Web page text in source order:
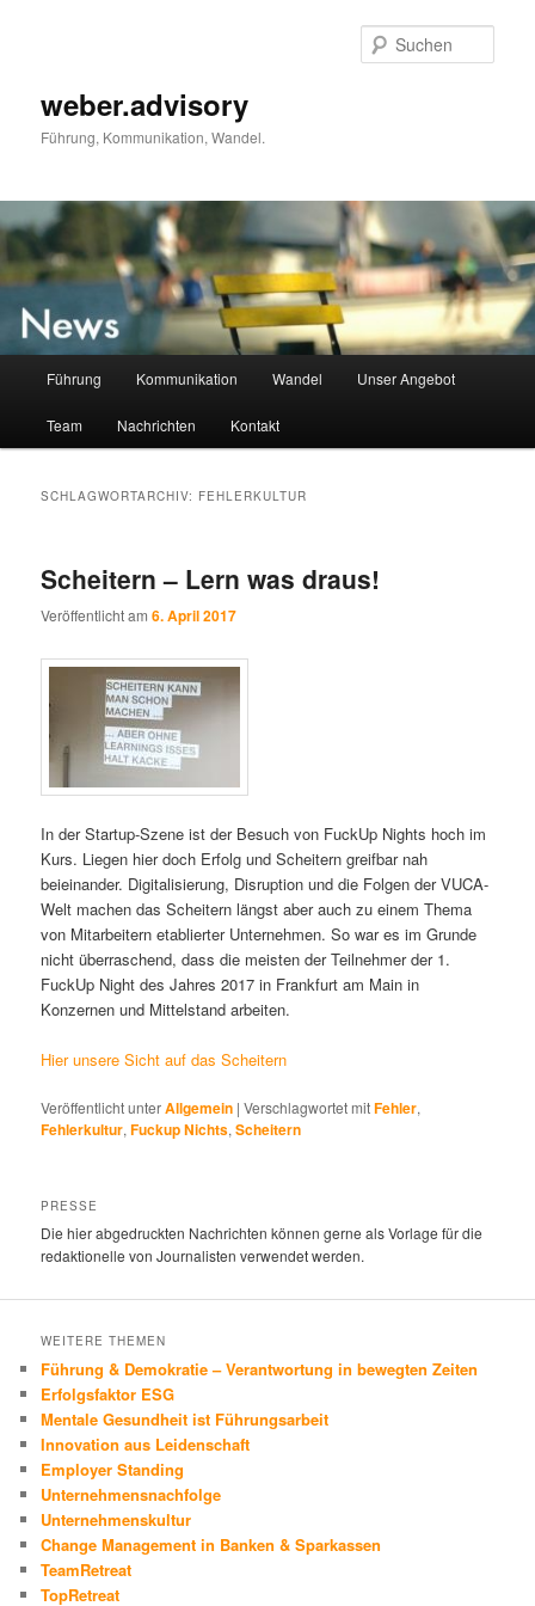
weber.advisory
Führung, Kommunikation, Wandel.
Führung Kommunikation Wandel Unser Angebot
Team Nachrichten Kontakt
SCHLAGWORTARCHIV: FEHLERKULTUR
Scheitern – Lern was draus!
Veröffentlicht am6. April 2017
In der Startup-Szene ist der Besuch von FuckUp Nights hoch im
Kurs. Liegen hier doch Erfolg und Scheitern greifbar nah
beieinander. Digitalisierung, Disruption und die Folgen der VUCA-
Welt machen das Scheitern längst aber auch zu einem Thema
von Mitarbeitern etablierter Unternehmen. So war es im Grunde
nicht überraschend, dass die meisten der Teilnehmer der 1.
FuckUp Night des Jahres 2017 in Frankfurt am Main in
Konzernen und Mittelstand arbeiten.
Hier unsere Sicht auf das Scheitern
Veröffentlicht unterAllgemein |Verschlagwortet mitFehler,
Fehlerkultur,Fuckup Nichts,Scheitern
PRESSE
Die hier abgedruckten Nachrichten können gerne als Vorlage für die
redaktionelle von Journalisten verwendet werden.
WEITERE THEMEN
Führung & Demokratie – Verantwortung in bewegten Zeiten
Erfolgsfaktor ESG
Mentale Gesundheit ist Führungsarbeit
Innovation aus Leidenschaft
Employer Standing
Unternehmensnachfolge
Unternehmenskultur
Change Management in Banken & Sparkassen
TeamRetreat
TopRetreat